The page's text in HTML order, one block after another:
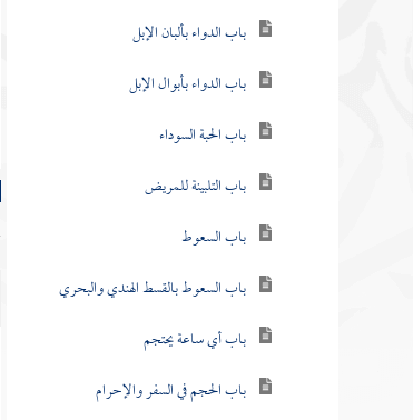
باب الدواء بألبان الإبل
باب الدواء بأبوال الإبل
باب الحبة السوداء
باب التلبينة للمريض
باب السعوط
باب السعوط بالقسط الهندي والبحري
باب أي ساعة يحتجم
باب الحجم في السفر والإحرام